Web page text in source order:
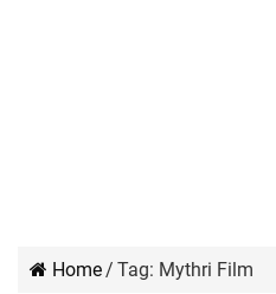
Home/ Tag: Mythri Film